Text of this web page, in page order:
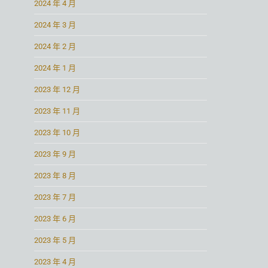
2024 年 4 月
2024 年 3 月
2024 年 2 月
2024 年 1 月
2023 年 12 月
2023 年 11 月
2023 年 10 月
2023 年 9 月
2023 年 8 月
2023 年 7 月
2023 年 6 月
2023 年 5 月
2023 年 4 月